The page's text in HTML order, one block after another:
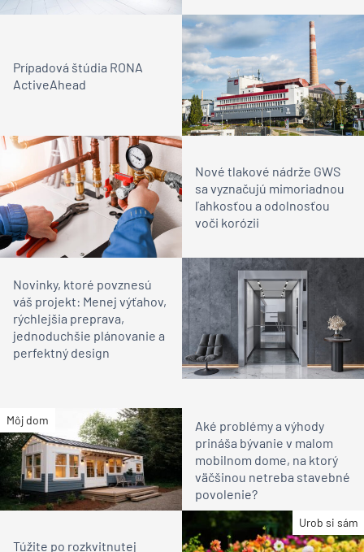
Prípadová štúdia RONA
ActiveAhead
Nové tlakové nádrže GWS
sa vyznačujú mimoriadnou
ľahkosťou a odolnosťou
voči korózii
Novinky, ktoré povznesú
váš projekt: Menej výťahov,
rýchlejšia preprava,
jednoduchšie plánovanie a
perfektný design
Môj dom
Aké problémy a výhody
prináša bývanie v malom
mobilnom dome, na ktorý
väčšinou netreba stavebné
povolenie?
Urob si sám
Túžite po rozkvitnutej